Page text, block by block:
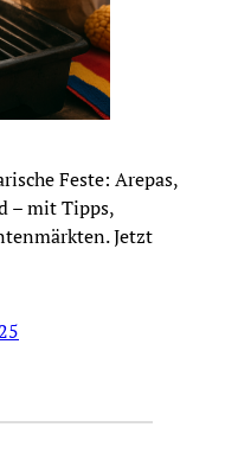
Feste: Arepas,
– mit Tipps,
Jetzt